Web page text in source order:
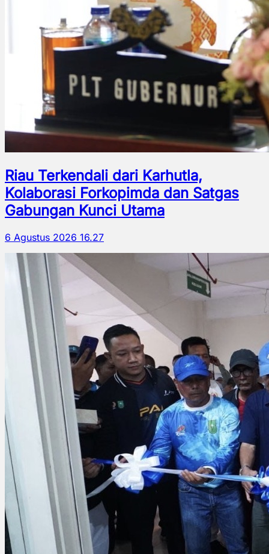
Riau Terkendali dari Karhutla,
Kolaborasi Forkopimda dan Satgas
Gabungan Kunci Utama
6 Agustus 2026 16.27